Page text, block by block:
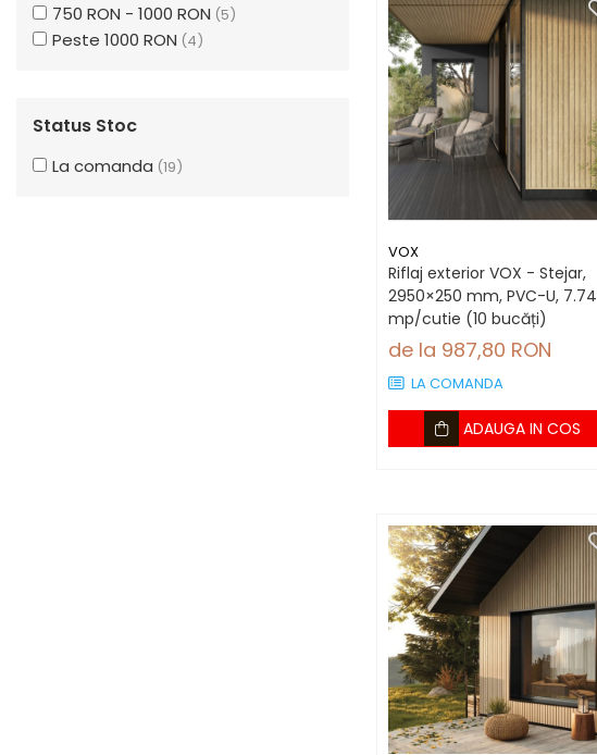
750 RON - 1000 RON (5)
Peste 1000 RON (4)
Status Stoc
La comanda (19)
VOX
Riflaj exterior VOX - Stejar,
2950×250 mm, PVC-U, 7.74
mp/cutie (10 bucăți)
de la 987,80 RON
LA COMANDA
ADAUGA IN COS